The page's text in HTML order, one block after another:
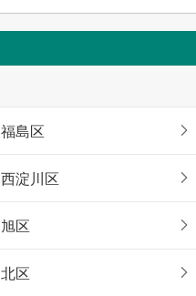
福島区
西淀川区
旭区
北区